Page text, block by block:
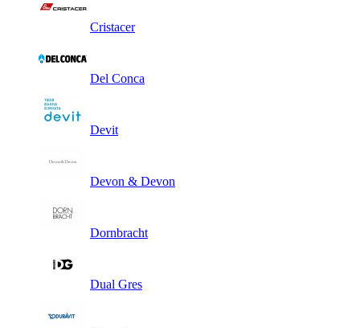
Cristacer
Del Conca
Devit
Devon & Devon
Dornbracht
Dual Gres